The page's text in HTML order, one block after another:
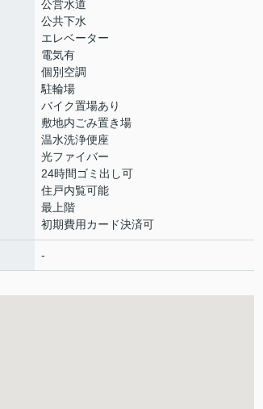
公営水道
公共下水
エレベーター
電気有
個別空調
駐輪場
バイク置場あり
敷地内ごみ置き場
温水洗浄便座
光ファイバー
24時間ゴミ出し可
住戸内覧可能
最上階
初期費用カード決済可
-